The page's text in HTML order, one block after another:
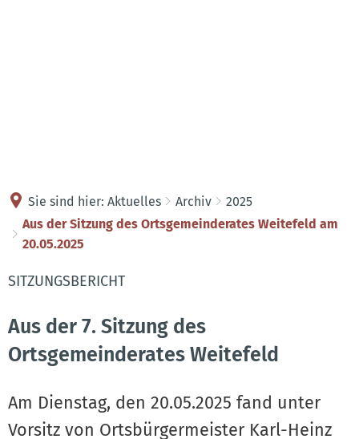
Sie sind hier: Aktuelles Archiv
2025
Aus der Sitzung des Ortsgemeinderates Weitefeld am
20.05.2025
SITZUNGSBERICHT
Aus der 7. Sitzung des
Ortsgemeinderates Weitefeld
Am Dienstag, den 20.05.2025 fand unter
Vorsitz von Ortsbürgermeister Karl-Heinz